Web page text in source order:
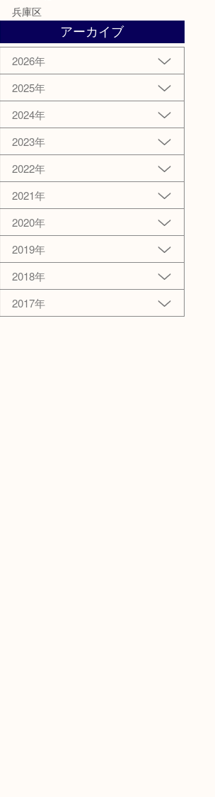
兵庫区
アーカイブ
2026年
2025年
2024年
2023年
2022年
2021年
2020年
2019年
2018年
2017年